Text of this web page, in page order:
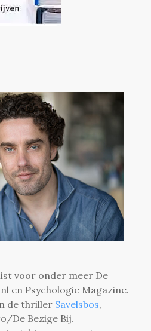
voor onder meer De
en Psychologie Magazine.
de thriller Savelsbos,
De Bezige Bij.